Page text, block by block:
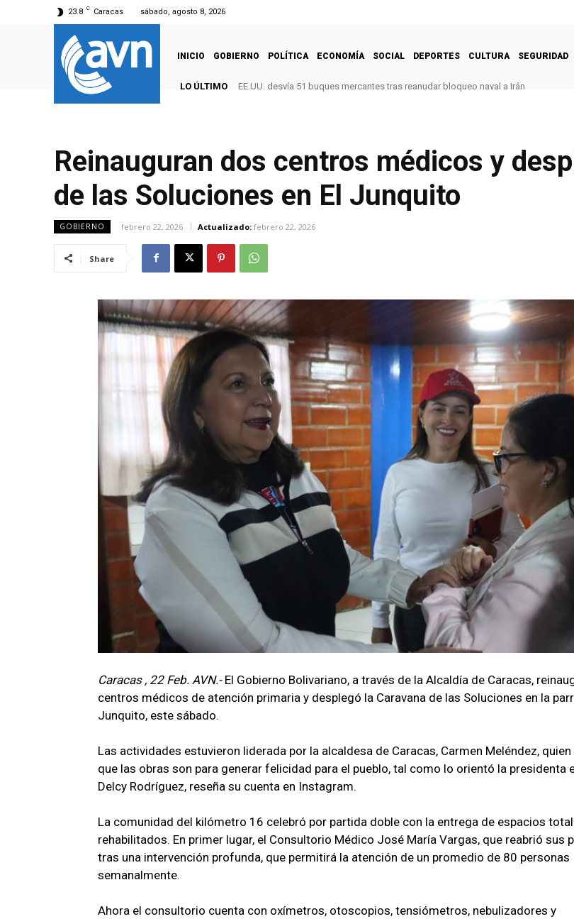
23.8 C Caracas sábado, agosto 8, 2026
INICIO GOBIERNO POLÍTICA ECONOMÍA SOCIAL DEPORTES CULTURA SEGURIDAD
LO ÚLTIMO EE.UU. desvía 51 buques mercantes tras reanudar bloqueo naval a Irán
Reinauguran dos centros médicos y
de las Soluciones en El Junquito
GOBIERNO febrero 22, 2026 Actualizado: febrero 22, 2026
Share
Caracas , 22 Feb. AVN.- El Gobierno Bolivariano, a través de la Alcaldía de Caracas,
centros médicos de atención primaria y desplegó la Caravana de las Soluciones en la
Junquito, este sábado.
Las actividades estuvieron liderada por la alcaldesa de Caracas, Carmen Meléndez,
que las obras son para generar felicidad para el pueblo, tal como lo orientó la presidenta
Delcy Rodríguez, reseña su cuenta en Instagram.
La comunidad del kilómetro 16 celebró por partida doble con la entrega de espacios
rehabilitados. En primer lugar, el Consultorio Médico José María Vargas, que reabrió sus
tras una intervención profunda, que permitirá la atención de un promedio de 80 personas
semanalmente.
Ahora el consultorio cuenta con oxímetros, otoscopios, tensiómetros, nebulizadores y